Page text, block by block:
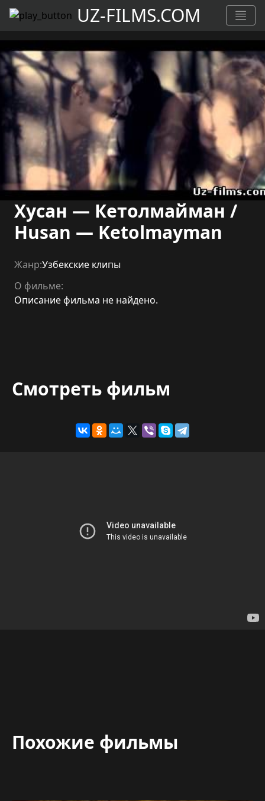
UZ-FILMS.COM
Хусан — Кетолмайман /
Husan — Ketolmayman
Жанр:Узбекские клипы
О фильме:
Описание фильма не найдено.
Смотреть фильм
Похожие фильмы